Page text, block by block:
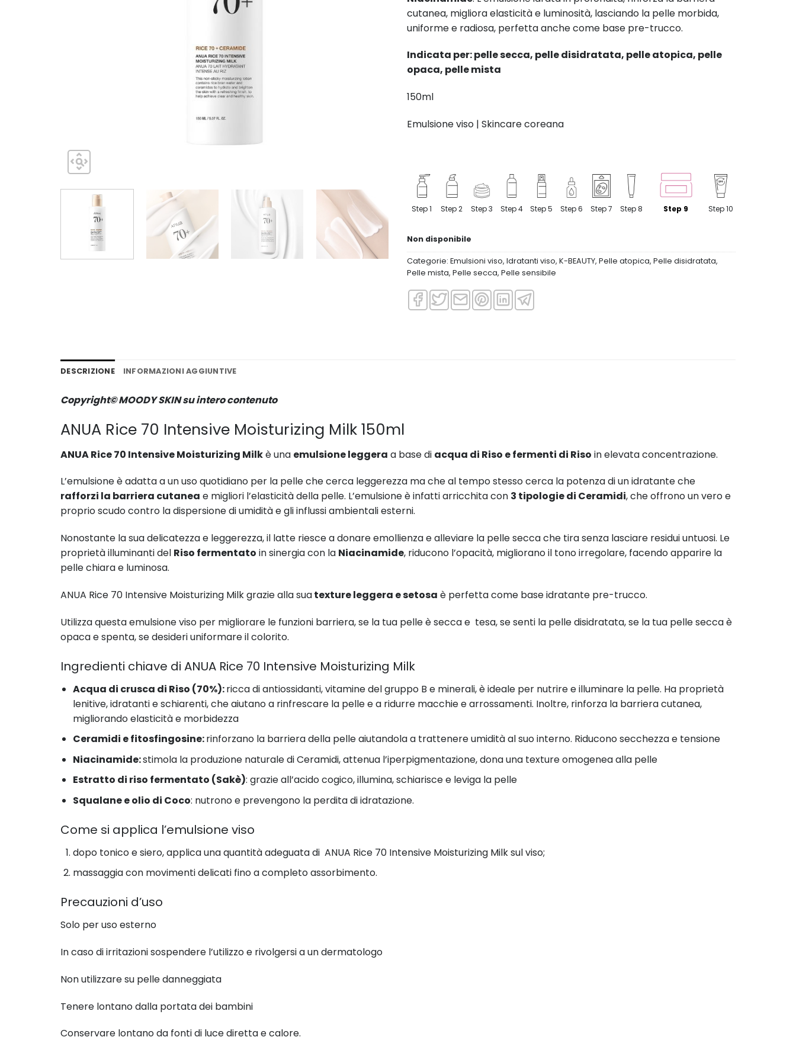
cutanea, migliora elasticità e luminosità, lasciando la pelle morbida,
uniforme e radiosa, perfetta anche come base pre-trucco.
Indicata per: pelle secca, pelle disidratata, pelle atopica, pelle
opaca, pelle mista
150ml
Emulsione viso | Skincare coreana
Step 1 Step 2 Step 3 Step 4 Step 5 Step 6 Step 7 Step 8 Step 9 Step 10
Non disponibile
Categorie: Emulsioni viso, Idratanti viso, K-BEAUTY, Pelle atopica, Pelle disidratata,
Pelle mista, Pelle secca, Pelle sensibile
DESCRIZIONE INFORMAZIONI AGGIUNTIVE
Copyright© MOODY SKIN su intero contenuto
ANUA Rice 70 Intensive Moisturizing Milk 150ml
ANUA Rice 70 Intensive Moisturizing Milkè una emulsione leggera a base di acqua di Riso e fermenti di Riso in elevata concentrazione.
L’emulsione è adatta a un uso quotidiano per la pelle che cerca leggerezza ma che al tempo stesso cerca la potenza di un idratante che
rafforzi la barriera cutanea e migliori l’elasticità della pelle. L’emulsione è infatti arricchita con 3 tipologie di Ceramidi, che offrono un vero e
proprio scudo contro la dispersione di umidità e gli influssi ambientali esterni.
Nonostante la sua delicatezza e leggerezza, il latte riesce a donare emollienza e alleviare la pelle secca che tira senza lasciare residui untuosi. Le
proprietà illuminanti del Riso fermentato in sinergia con la Niacinamide, riducono l’opacità, migliorano il tono irregolare, facendo apparire la
pelle chiara e luminosa.
ANUA Rice 70 Intensive Moisturizing Milk grazie alla suatexture leggera e setosa è perfetta come base idratante pre-trucco.
Utilizza questa emulsione viso per migliorare le funzioni barriera, se la tua pelle è secca e tesa, se senti la pelle disidratata, se la tua pelle secca è
opaca e spenta, se desideri uniformare il colorito.
Ingredienti chiave di ANUA Rice 70 Intensive Moisturizing Milk
Acqua di crusca di Riso (70%):ricca di antiossidanti, vitamine del gruppo B e minerali, è ideale per nutrire e illuminare la pelle. Ha proprietà
lenitive, idratanti e schiarenti, che aiutano a rinfrescare la pelle e a ridurre macchie e arrossamenti. Inoltre, rinforza la barriera cutanea,
migliorando elasticità e morbidezza
Ceramidi e fitosfingosine:rinforzano la barriera della pelle aiutandola a trattenere umidità al suo interno. Riducono secchezza e tensione
Niacinamide:stimola la produzione naturale di Ceramidi, attenua l’iperpigmentazione, dona una texture omogenea alla pelle
Estratto di riso fermentato (Sakè): grazie all’acido cogico, illumina, schiarisce e leviga la pelle
Squalane e olio di Coco: nutrono e prevengono la perdita di idratazione.
Come si applica l’emulsione viso
dopo tonico e siero, applica una quantità adeguata di ANUA Rice 70 Intensive Moisturizing Milk sul viso;
massaggia con movimenti delicati fino a completo assorbimento.
Precauzioni d’uso
Solo per uso esterno
In caso di irritazioni sospendere l’utilizzo e rivolgersi a un dermatologo
Non utilizzare su pelle danneggiata
Tenere lontano dalla portata dei bambini
Conservare lontano da fonti di luce diretta e calore.